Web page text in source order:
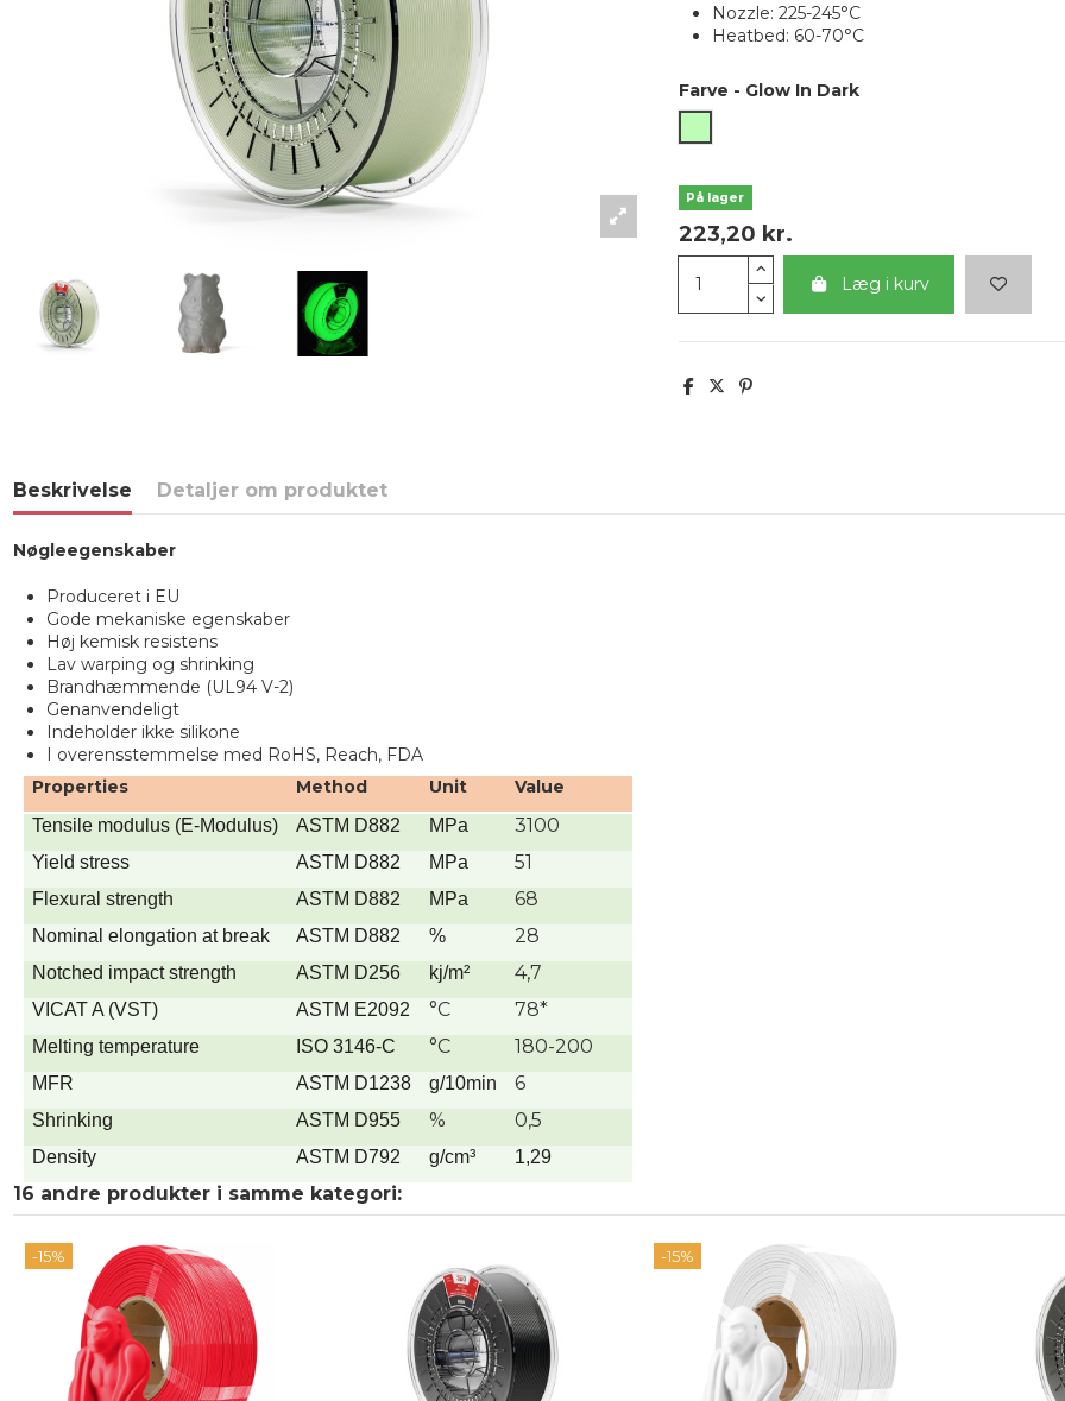
Nozzle: 225-245°C
Heatbed: 60-70°C
Farve - Glow In Dark
På lager
223,20 kr.
Læg i kurv
Beskrivelse Detaljer om produktet
Nøgleegenskaber
Produceret i EU
Gode mekaniske egenskaber
Høj kemisk resistens
Lav warping og shrinking
Brandhæmmende (UL94 V-2)
Genanvendeligt
Indeholder ikke silikone
I overensstemmelse med RoHS, Reach, FDA
Properties
Method Unit Value
Tensile modulus (E-Modulus) ASTM D882 MPa 3100
Yield stress ASTM D882 MPa 51
Flexural strength ASTM D882 MPa 68
Nominal elongation at break ASTM D882 % 28
Notched impact strength ASTM D256 kj/m² 4,7
VICAT A (VST) ASTM E2092 °C 78*
Melting temperature ISO 3146-C °C 180-200
MFR ASTM D1238 g/10min 6
Shrinking ASTM D955 % 0,5
Density ASTM D792 g/cm³ 1,29
16 andre produkter i samme kategori:
-15% -15%